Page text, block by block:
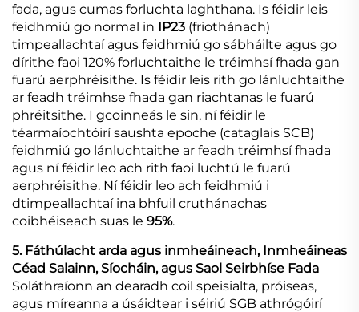
fada, agus cumas forluchta laghthana. Is féidir leis
feidhmiú go normal in IP23 (friothánach)
timpeallachtaí agus feidhmiú go sábháilte agus go
dírithe faoi 120% forluchtaithe le tréimhsí fhada gan
fuarú aerphréisithe. Is féidir leis rith go lánluchtaithe
ar feadh tréimhse fhada gan riachtanas le fuarú
phréitsithe. I gcoinneás le sin, ní féidir le
téarmaíochtóirí saushta epoche (cataglais SCB)
feidhmiú go lánluchtaithe ar feadh tréimhsí fhada
agus ní féidir leo ach rith faoi luchtú le fuarú
aerphréisithe. Ní féidir leo ach feidhmiú i
dtimpeallachtaí ina bhfuil cruthánachas
coibhéiseach suas le 95%.
5. Fáthúlacht arda agus inmheáineach, Inmheáineas
Céad Salainn, Síocháin, agus Saol Seirbhíse Fada
Soláthraíonn an dearadh coil speisialta, próiseas,
agus míreanna a úsáidtear i séiriú SGB athrógóirí